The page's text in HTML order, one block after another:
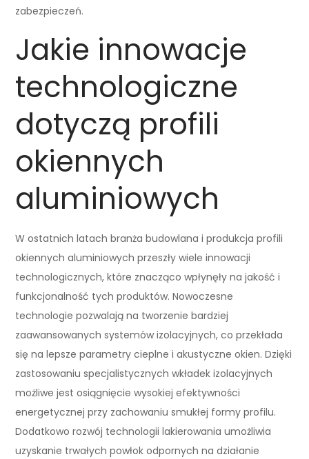
zabezpieczeń.
Jakie innowacje
technologiczne
dotyczą profili
okiennych
aluminiowych
W ostatnich latach branża budowlana i produkcja profili
okiennych aluminiowych przeszły wiele innowacji
technologicznych, które znacząco wpłynęły na jakość i
funkcjonalność tych produktów. Nowoczesne
technologie pozwalają na tworzenie bardziej
zaawansowanych systemów izolacyjnych, co przekłada
się na lepsze parametry cieplne i akustyczne okien. Dzięki
zastosowaniu specjalistycznych wkładek izolacyjnych
możliwe jest osiągnięcie wysokiej efektywności
energetycznej przy zachowaniu smukłej formy profilu.
Dodatkowo rozwój technologii lakierowania umożliwia
uzyskanie trwałych powłok odpornych na działanie